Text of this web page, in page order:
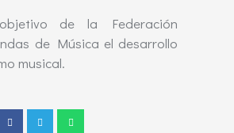
de la Federación
de Música el desarrollo
musical.